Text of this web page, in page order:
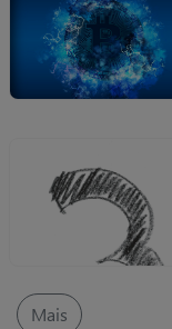
Mais